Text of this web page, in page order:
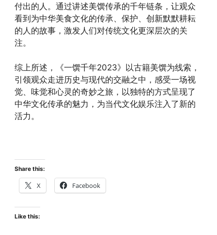
付出的人。通过讲述美馔传承的千年链条，让观众
看到为中华美食文化的传承、保护、创新默默耕耘
的人的故事，激发人们对传统文化更深层次的关
注。
综上所述，《一馔千年2023》以古籍美馔为线索，
引领观众走进历史与现代的交融之中，感受一场视
觉、味觉和心灵的奇妙之旅，以独特的方式呈现了
中华文化传承的魅力，为当代文化娱乐注入了新的
活力。
Share this:
X Facebook
Like this: